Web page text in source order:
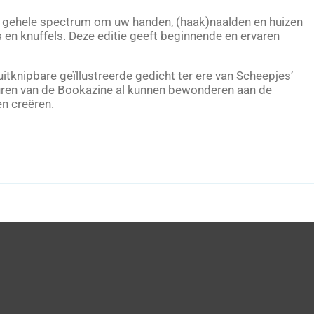
spectrum om uw handen, (haak)naalden en huizen
knuffels. Deze editie geeft beginnende en ervaren
geïllustreerde gedicht ter ere van Scheepjes’
van de Bookazine al kunnen bewonderen aan de
creëren.